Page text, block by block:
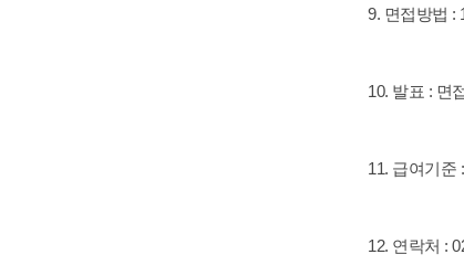
9. 면접방법 :
10. 발표 : 면
11. 급여기준
12. 연락처 :